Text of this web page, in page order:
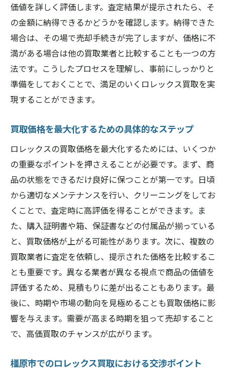
価値を詳しく評価します。査定結果が提示されたら、そ
の金額に納得できるかどうかを確認します。納得できた
場合は、その場で売却手続きが完了しますが、価格に不
満がある場合は他の買取業者と比較することも一つの方
法です。こうしたプロセスを理解し、事前にしっかりと
準備をしておくことで、満足のいくロレックス買取を実
現することができます。
買取価格を最大化するための具体的なステップ
ロレックスの買取価格を最大化するためには、いくつか
の重要なポイントを押さえることが必要です。まず、商
品の状態をできるだけ良好に保つことが第一です。日頃
から適切なメンテナンスを行い、クリーニングをしてお
くことで、査定時に高評価を得ることができます。ま
た、購入証明書や箱、保証書などの付属品が揃っている
と、買取価格が上がる可能性があります。次に、複数の
買取業者に査定を依頼し、提示された価格を比較するこ
とも重要です。異なる業者が異なる視点で商品の価値を
評価するため、見積もりに差が出ることもあります。最
後に、時期や市場の動向を見極めることも買取価格に影
響を与えます。需要が高まる時期を狙って売却すること
で、高価買取のチャンスが広がります。
橿原市でのロレックス買取における交渉ポイント